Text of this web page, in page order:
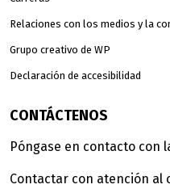
Relaciones con los medios y la
Grupo creativo de WP
Declaración de accesibilidad
CONTÁCTENOS
Póngase en contacto con
Contactar con atención al